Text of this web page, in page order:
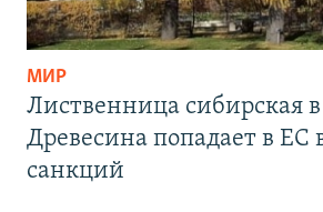
МИР
Лиственница сибирская
Древесина попадает в ЕС
санкций